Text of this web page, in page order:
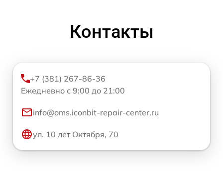
Контакты
+7 (381) 267-86-36
Ежедневно с 9:00 до 21:00
info@oms.iconbit-repair-center.ru
ул. 10 лет Октября, 70